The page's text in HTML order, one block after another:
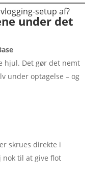
setup af?
under det
hjul. Det gør det nemt
under optagelse – og
skrues direkte i
nok til at give flot